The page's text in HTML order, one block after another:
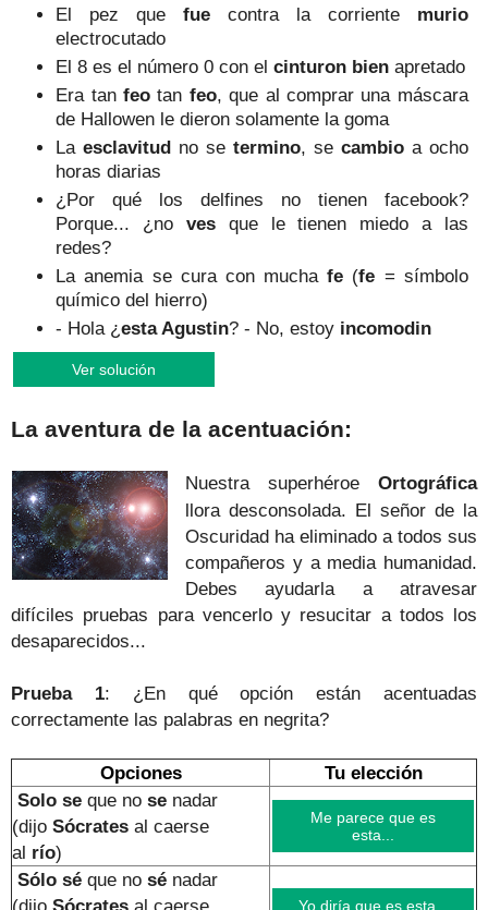
El pez quefue contra la corriente murio
electrocutado
El 8 es el número 0 con elcinturon bien apretado
Era tanfeo tan feo, que al comprar una máscara
de Hallowen le dieron solamente la goma
Laesclavitud no se termino, se cambio a ocho
horas diarias
¿Por qué los delfines no tienen facebook?
Porque... ¿no ves que le tienen miedo a las
redes?
La anemia se cura con muchafe (fe = símbolo
químico del hierro)
- Hola ¿esta Agustin? - No, estoy incomodin
Ver solución
La aventura de la acentuación:
Nuestra superhéroe Ortográfica
llora desconsolada. El señor de la
Oscuridad ha eliminado a todos sus
compañeros y a media humanidad.
Debes ayudarla a atravesar
difíciles pruebas para vencerlo y resucitar a todos los
desaparecidos...
Prueba 1: ¿En qué opción están acentuadas
correctamente las palabras en negrita?
Opciones
Tu elección
Solo se que no se nadar
(dijo Sócrates al caerse
al río)
Me parece que es
esta...
Sólo sé que no sé nadar
(dijo Sócrates al caerse Yo diría que es esta...